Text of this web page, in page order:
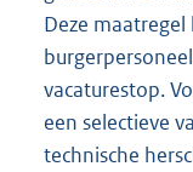
Deze
vacaturestop.
een selectieve
technische